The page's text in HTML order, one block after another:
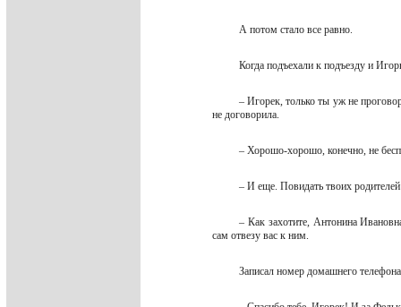
А потом стало все равно.
Когда подъехали к подъезду и
– Игорек, только ты уж не
не договорила.
– Хорошо-хорошо, конечно, не
– И еще. Повидать твоих
– Как захотите, Антонина
сам отвезу вас к ним.
Записал номер домашнего